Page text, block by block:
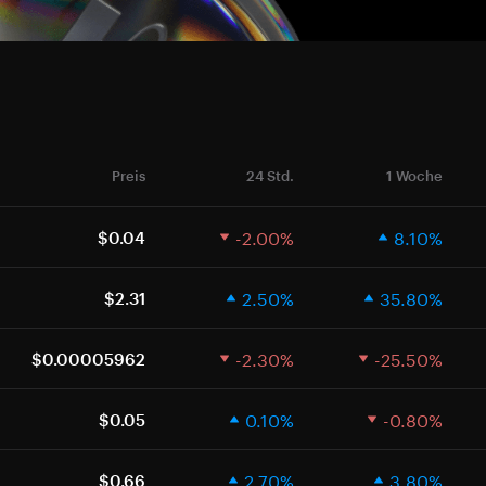
Preis 24 Std. 1 Woche
$0.04 -2.00% 8.10%
$2.31 2.50% 35.80%
$0.00005962 -2.30% -25.50%
$0.05 0.10% -0.80%
$0.66 2.70% 3.80%